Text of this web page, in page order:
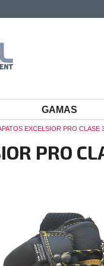
GAMAS
EXCELSIOR PRO CLASE
PRO